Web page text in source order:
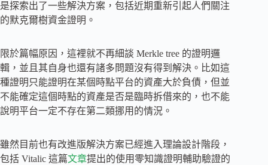
是探索出了一些解決方案，包括近期重新引起人們關注
的默克爾樹資金證明。
限於篇幅原因，這裡就不再細談 Merkle tree 的證明邏
輯，並且其自身也還有諸多問題沒有得到解決。比如這
種證明只能證明在某個時點平台的資產大於負債，但並
不能確定這個時點的資產是否是臨時拆借來的，也不能
說明平台一定不存在第二類挪用的情況。
雖然目前也有改進版解決方案已經進入理論設計階段，
包括 Vitalic 這篇文章提出的使用零知識證明輔助驗證的